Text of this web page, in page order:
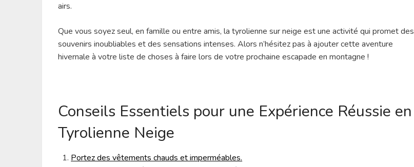
airs.
Que vous soyez seul, en famille ou entre amis, la tyrolienne sur neige est une activité qui promet des
souvenirs inoubliables et des sensations intenses. Alors n’hésitez pas à ajouter cette aventure
hivernale à votre liste de choses à faire lors de votre prochaine escapade en montagne !
Conseils Essentiels pour une Expérience Réussie en
Tyrolienne Neige
Portez des vêtements chauds et imperméables.